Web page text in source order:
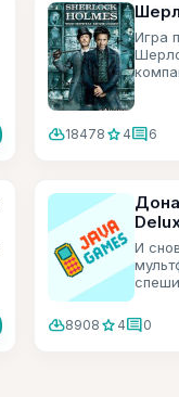
Игра
cloud_download18478 star 4comment6
И
cloud_download8908 star 4comment0